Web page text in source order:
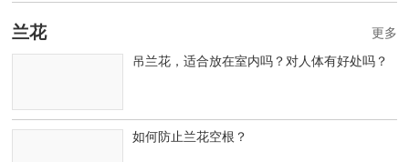
兰花
吊兰花，适合放在室内吗？对人体有好处吗？
如何防止兰花空根？
更多